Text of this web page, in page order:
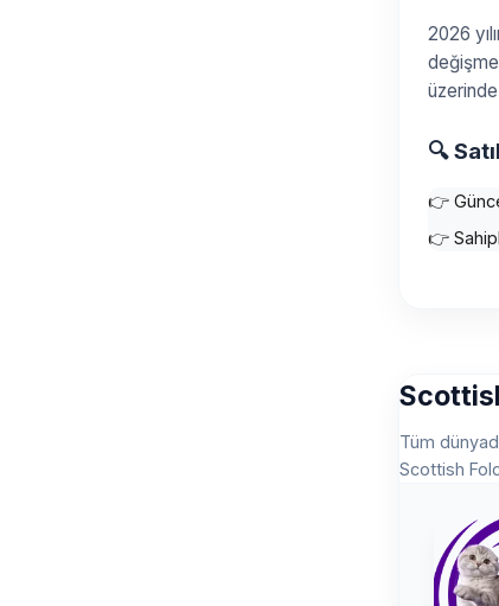
2026
🔍
👉
👉
Tüm
Scottish